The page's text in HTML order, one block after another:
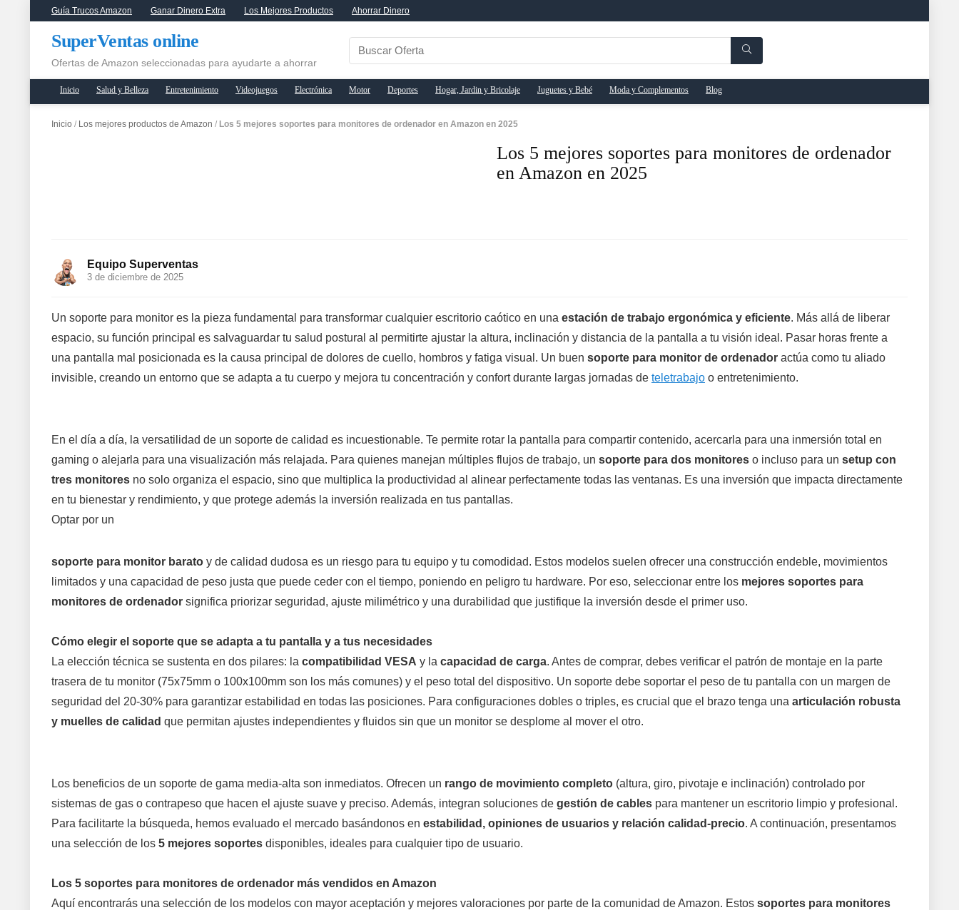
Guía Trucos Amazon Ganar Dinero Extra Los Mejores Productos Ahorrar Dinero
SuperVentas online
Ofertas de Amazon seleccionadas para ayudarte a ahorrar
Inicio Salud y Belleza Entretenimiento Videojuegos Electrónica Motor Deportes Hogar, Jardin y Bricolaje Juguetes y Bebé Moda y Complementos Blog
Inicio / Los mejores productos de Amazon / Los 5 mejores soportes para monitores de ordenador en Amazon en 2025
Los 5 mejores soportes para monitores de ordenador
en Amazon en 2025
Equipo Superventas
3 de diciembre de 2025
Un soporte para monitor es la pieza fundamental para transformar cualquier escritorio caótico en una estación de trabajo ergonómica y eficiente. Más allá de liberar
espacio, su función principal es salvaguardar tu salud postural al permitirte ajustar la altura, inclinación y distancia de la pantalla a tu visión ideal. Pasar horas frente a
una pantalla mal posicionada es la causa principal de dolores de cuello, hombros y fatiga visual. Un buen soporte para monitor de ordenador actúa como tu aliado
invisible, creando un entorno que se adapta a tu cuerpo y mejora tu concentración y confort durante largas jornadas de teletrabajo o entretenimiento.
En el día a día, la versatilidad de un soporte de calidad es incuestionable. Te permite rotar la pantalla para compartir contenido, acercarla para una inmersión total en
gaming o alejarla para una visualización más relajada. Para quienes manejan múltiples flujos de trabajo, un soporte para dos monitores o incluso para un setup con
tres monitores no solo organiza el espacio, sino que multiplica la productividad al alinear perfectamente todas las ventanas. Es una inversión que impacta directamente
en tu bienestar y rendimiento, y que protege además la inversión realizada en tus pantallas.
Optar por un
soporte para monitor barato y de calidad dudosa es un riesgo para tu equipo y tu comodidad. Estos modelos suelen ofrecer una construcción endeble, movimientos
limitados y una capacidad de peso justa que puede ceder con el tiempo, poniendo en peligro tu hardware. Por eso, seleccionar entre los mejores soportes para
monitores de ordenador significa priorizar seguridad, ajuste milimétrico y una durabilidad que justifique la inversión desde el primer uso.
Cómo elegir el soporte que se adapta a tu pantalla y a tus necesidades
La elección técnica se sustenta en dos pilares: la compatibilidad VESA y la capacidad de carga. Antes de comprar, debes verificar el patrón de montaje en la parte
trasera de tu monitor (75x75mm o 100x100mm son los más comunes) y el peso total del dispositivo. Un soporte debe soportar el peso de tu pantalla con un margen de
seguridad del 20-30% para garantizar estabilidad en todas las posiciones. Para configuraciones dobles o triples, es crucial que el brazo tenga una articulación robusta
y muelles de calidad que permitan ajustes independientes y fluidos sin que un monitor se desplome al mover el otro.
Los beneficios de un soporte de gama media-alta son inmediatos. Ofrecen un rango de movimiento completo (altura, giro, pivotaje e inclinación) controlado por
sistemas de gas o contrapeso que hacen el ajuste suave y preciso. Además, integran soluciones de gestión de cables para mantener un escritorio limpio y profesional.
Para facilitarte la búsqueda, hemos evaluado el mercado basándonos en estabilidad, opiniones de usuarios y relación calidad-precio. A continuación, presentamos
una selección de los 5 mejores soportes disponibles, ideales para cualquier tipo de usuario.
Los 5 soportes para monitores de ordenador más vendidos en Amazon
Aquí encontrarás una selección de los modelos con mayor aceptación y mejores valoraciones por parte de la comunidad de Amazon. Estos soportes para monitores